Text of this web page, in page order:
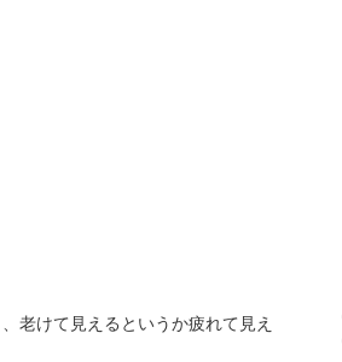
老けて見えるというか疲れて見え